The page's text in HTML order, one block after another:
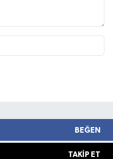
BEĞEN
TAKIP ET